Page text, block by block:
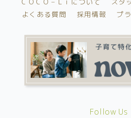
よくある質問
採用情報 プ
Follow Us